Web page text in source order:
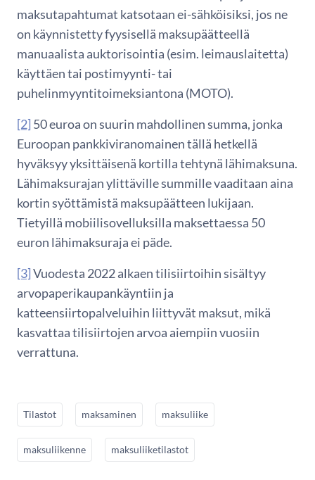
maksutapahtumat katsotaan ei-sähköisiksi, jos ne
on käynnistetty fyysisellä maksupäätteellä
manuaalista auktorisointia (esim. leimauslaitetta)
käyttäen tai postimyynti- tai
puhelinmyyntitoimeksiantona (MOTO).
[2] 50 euroa on suurin mahdollinen summa, jonka
Euroopan pankkiviranomainen tällä hetkellä
hyväksyy yksittäisenä kortilla tehtynä lähimaksuna.
Lähimaksurajan ylittäville summille vaaditaan aina
kortin syöttämistä maksupäätteen lukijaan.
Tietyillä mobiilisovelluksilla maksettaessa 50
euron lähimaksuraja ei päde.
[3]Vuodesta 2022 alkaen tilisiirtoihin sisältyy
arvopaperikaupankäyntiin ja
katteensiirtopalveluihin liittyvät maksut, mikä
kasvattaa tilisiirtojen arvoa aiempiin vuosiin
verrattuna.
Tilastot maksaminen maksuliike
maksuliikenne maksuliiketilastot